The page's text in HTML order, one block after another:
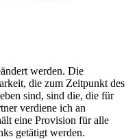
werden. Die
die zum Zeitpunkt des
sind, sind die, die für
verdiene ich an
eine Provision für alle
getätigt werden.